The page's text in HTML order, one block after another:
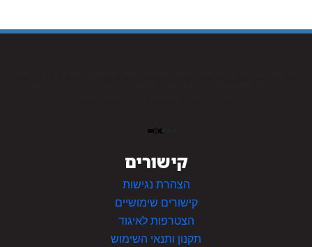
קישורים
הצהרת נגישות
קישורים שימושיים
הצטרפות לאיגוד
תקנון ותנאי השימוש